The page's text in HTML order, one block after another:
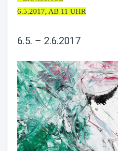
6.5.2017, AB 11 UHR
6.5. – 2.6.2017